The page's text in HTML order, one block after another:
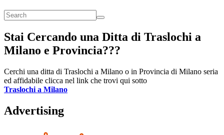
Stai Cercando una Ditta di Traslochi a
Milano e Provincia???
Cerchi una ditta di Traslochi a Milano o in Provincia di Milano seria
ed affidabile clicca nel link che trovi qui sotto
Traslochi a Milano
Advertising